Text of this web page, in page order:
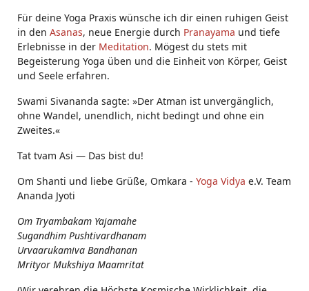
Für deine Yoga Praxis wünsche ich dir einen ruhigen Geist
in den Asanas, neue Energie durch Pranayama und tiefe
Erlebnisse in der Meditation. Mögest du stets mit
Begeisterung Yoga üben und die Einheit von Körper, Geist
und Seele erfahren.
Swami Sivananda sagte: »Der Atman ist unvergänglich,
ohne Wandel, unendlich, nicht bedingt und ohne ein
Zweites.«
Tat tvam Asi ― Das bist du!
Om Shanti und liebe Grüße, Omkara - Yoga Vidya e.V. Team
Ananda Jyoti
Om Tryambakam Yajamahe
Sugandhim Pushtivardhanam
Urvaarukamiva Bandhanan
Mrityor Mukshiya Maamritat